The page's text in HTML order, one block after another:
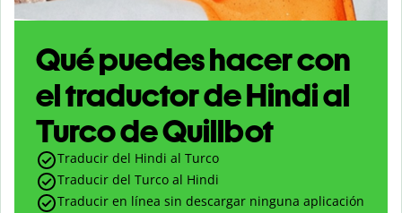
Qué puedes hacer con
el traductor de Hindi al
Turco de Quillbot
Traducir del Hindi al Turco
Traducir del Turco al Hindi
Traducir en línea sin descargar ninguna aplicación